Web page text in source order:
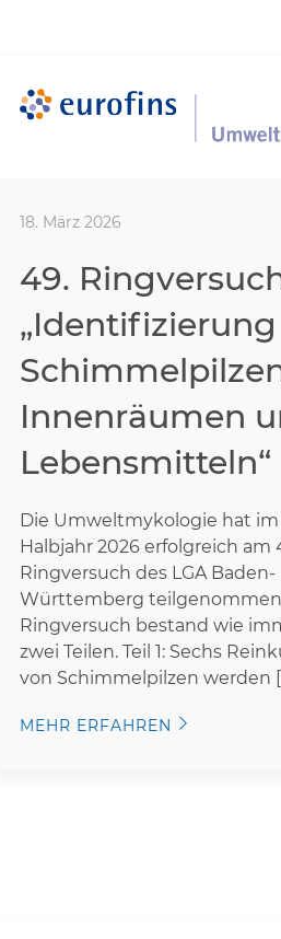
18. März 2026
49.
Innenräumen
Lebensmitteln“
Die Umweltmykologie hat
Halbjahr 2026 erfolgreich am
Ringversuch des LGA Baden-
Württemberg
Ringversuch bestand wie
zwei Teilen. Teil 1: Sechs
von Schimmelpilzen werden
MEHR ERFAHREN